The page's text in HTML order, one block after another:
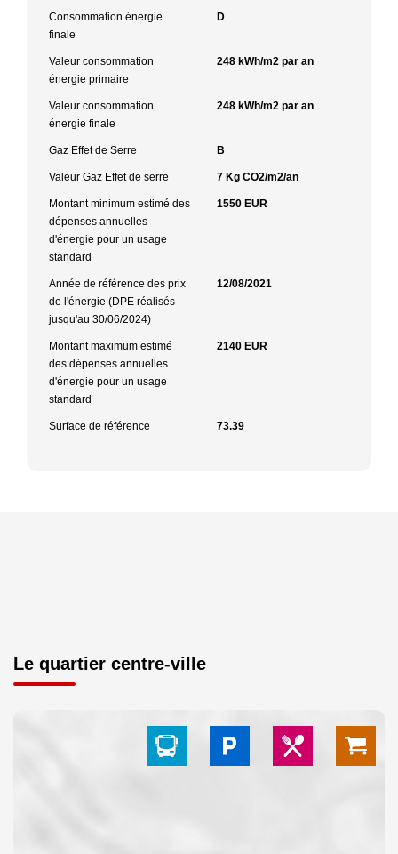
Consommation énergie
finale
D
Valeur consommation
énergie primaire
248 kWh/m2 par an
Valeur consommation
énergie finale
248 kWh/m2 par an
Gaz Effet de Serre B
Valeur Gaz Effet de serre 7 Kg CO2/m2/an
Montant minimum estimé des
dépenses annuelles
d'énergie pour un usage
standard
1550 EUR
Année de référence des prix
de l'énergie (DPE réalisés
jusqu'au 30/06/2024)
12/08/2021
Montant maximum estimé
des dépenses annuelles
d'énergie pour un usage
standard
2140 EUR
Surface de référence 73.39
Le quartier centre-ville